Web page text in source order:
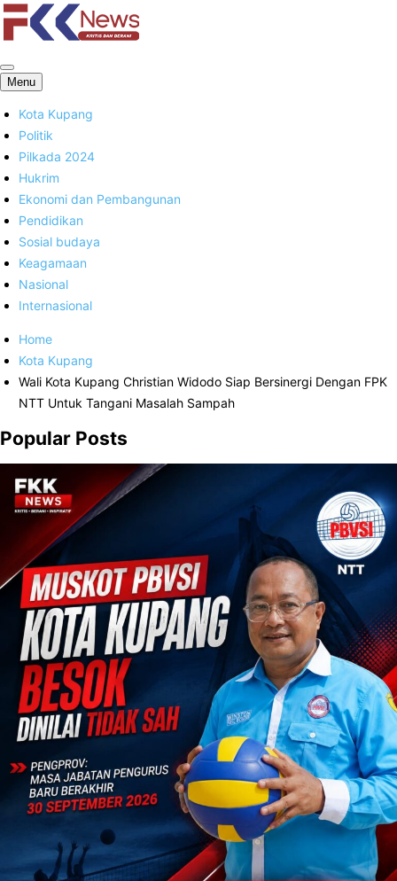
FKK News
Menu
Kota Kupang
Politik
Pilkada 2024
Hukrim
Ekonomi dan Pembangunan
Pendidikan
Sosial budaya
Keagamaan
Nasional
Internasional
Home
Kota Kupang
Wali Kota Kupang Christian Widodo Siap Bersinergi Dengan FPK
NTT Untuk Tangani Masalah Sampah
Popular Posts